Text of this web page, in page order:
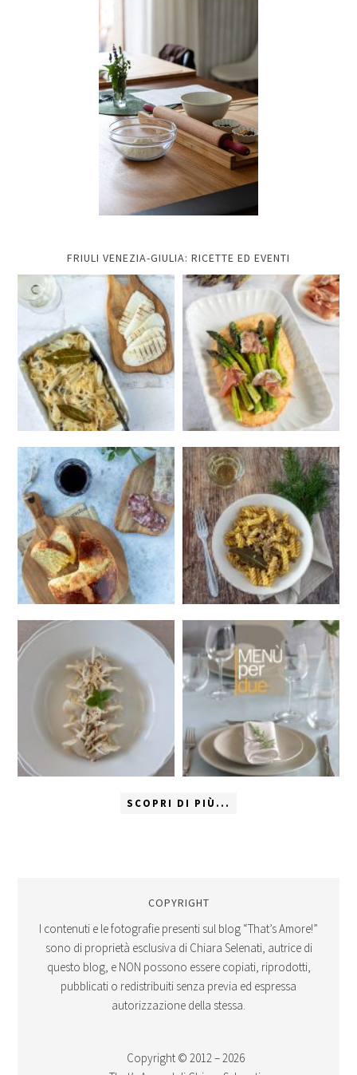
FRIULI VENEZIA-GIULIA: RICETTE ED EVENTI
SCOPRI DI PIÙ...
COPYRIGHT
I contenuti e le fotografie presenti sul blog “That’s Amore!”
sono di proprietà esclusiva di Chiara Selenati, autrice di
questo blog, e NON possono essere copiati, riprodotti,
pubblicati o redistribuiti senza previa ed espressa
autorizzazione della stessa.
Copyright © 2012 – 2026